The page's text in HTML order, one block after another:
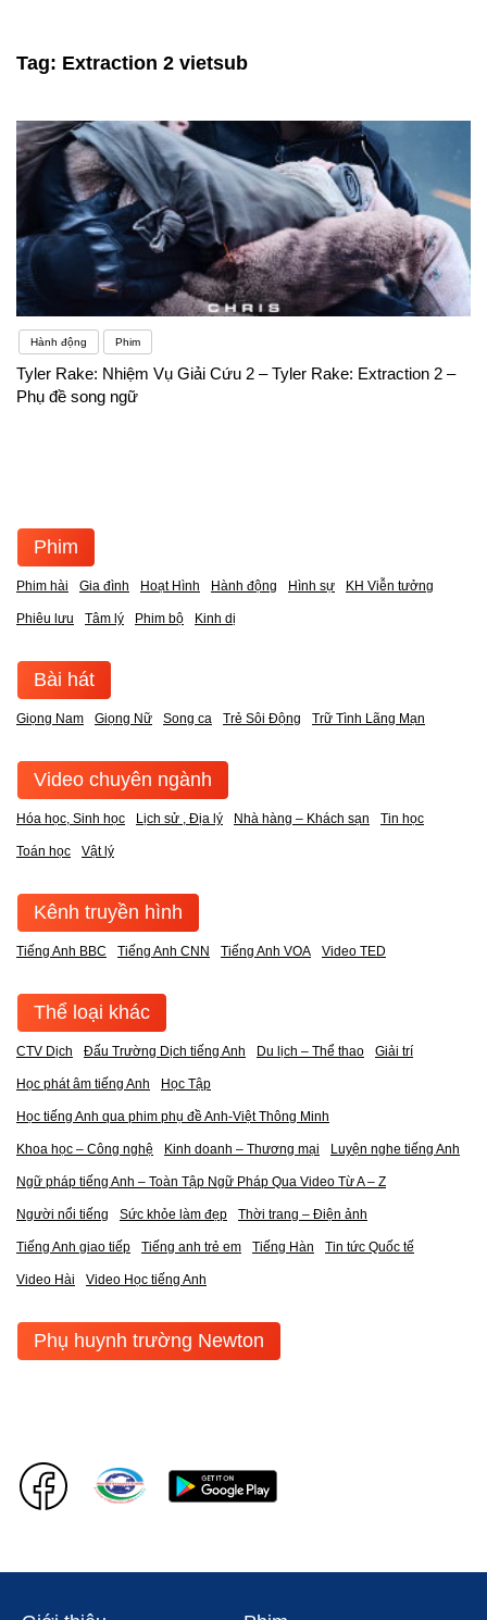
Tag: Extraction 2 vietsub
Hành động Phim
Tyler Rake: Nhiệm Vụ Giải Cứu 2 – Tyler Rake: Extraction 2 –
Phụ đề song ngữ
Phim
Phim hài Gia đình Hoạt Hình Hành động Hình sự KH Viễn tưởng
Phiêu lưu Tâm lý Phim bộ Kinh dị
Bài hát
Giọng Nam Giọng Nữ Song ca Trẻ Sôi Động Trữ Tình Lãng Mạn
Video chuyên ngành
Hóa học, Sinh học Lịch sử , Địa lý Nhà hàng – Khách sạn Tin học
Toán học Vật lý
Kênh truyền hình
Tiếng Anh BBC Tiếng Anh CNN Tiếng Anh VOA Video TED
Thể loại khác
CTV Dịch Đấu Trường Dịch tiếng Anh Du lịch – Thể thao Giải trí
Học phát âm tiếng Anh Học Tập
Học tiếng Anh qua phim phụ đề Anh-Việt Thông Minh
Khoa học – Công nghệ Kinh doanh – Thương mại Luyện nghe tiếng Anh
Ngữ pháp tiếng Anh – Toàn Tập Ngữ Pháp Qua Video Từ A – Z
Người nổi tiếng Sức khỏe làm đẹp Thời trang – Điện ảnh
Tiếng Anh giao tiếp Tiếng anh trẻ em Tiếng Hàn Tin tức Quốc tế
Video Hài Video Học tiếng Anh
Phụ huynh trường Newton